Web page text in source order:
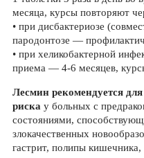
месяца, курсы повторяют
• при дисбактериозе
пародонтозе —
• при хеликобактерной
приема — 4-6 месяцев,
Лесмин рекомендуется
риска у больных с
состояниями,
злокачественных
гастрит, полипы